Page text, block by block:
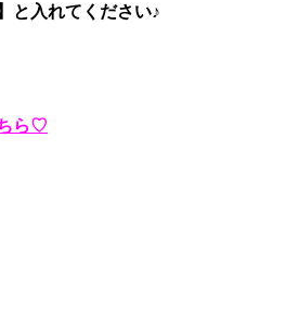
と入れてください♪
ら♡